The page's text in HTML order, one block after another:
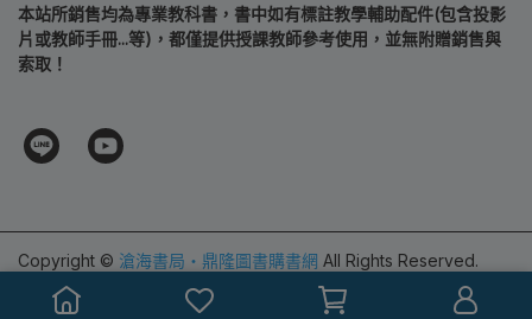
本站所銷售均為專業教科書，書中如有標註教學輔助配件(包含投影
片或教師手冊...等)，都僅提供授課教師參考使用，並無附贈銷售與
索取！
Copyright © 滄海書局‧鼎隆圖書購書網 All Rights Reserved.
Designed by
CYBERBIZ.